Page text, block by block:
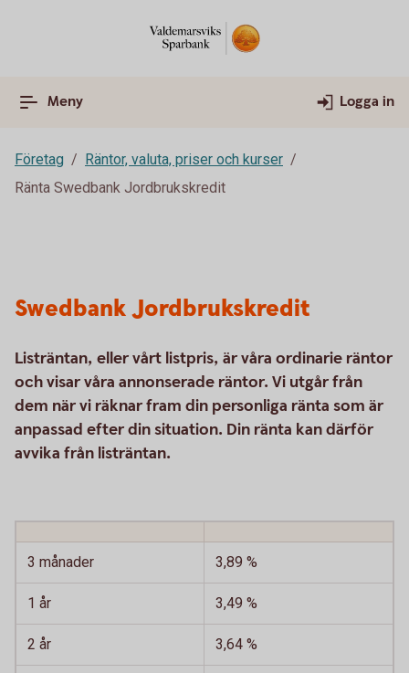
Meny Logga in
Företag
Räntor, valuta, priser och kurser
Ränta Swedbank Jordbrukskredit
Swedbank Jordbrukskredit
Listräntan, eller vårt listpris, är våra ordinarie räntor
och visar våra annonserade räntor. Vi utgår från
dem när vi räknar fram din personliga ränta som är
anpassad efter din situation. Din ränta kan därför
avvika från listräntan.
3 månader 3,89 %
1 år 3,49 %
2 år 3,64 %